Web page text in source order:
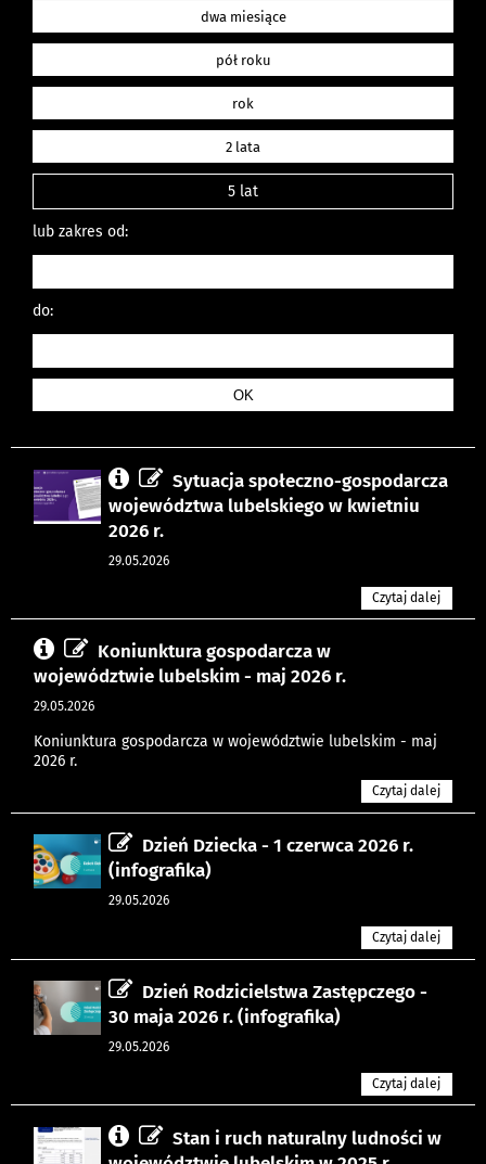
dwa miesiące
pół roku
rok
2 lata
5 lat
lub zakres od:
do:
Sytuacja społeczno-gospodarcza
województwa lubelskiego w kwietniu
2026 r.
29.05.2026
Czytaj dalej
Koniunktura gospodarcza w
województwie lubelskim - maj 2026 r.
29.05.2026
Koniunktura gospodarcza w województwie lubelskim - maj
2026 r.
Czytaj dalej
Dzień Dziecka - 1 czerwca 2026 r.
(infografika)
29.05.2026
Czytaj dalej
Dzień Rodzicielstwa Zastępczego -
30 maja 2026 r. (infografika)
29.05.2026
Czytaj dalej
Stan i ruch naturalny ludności w